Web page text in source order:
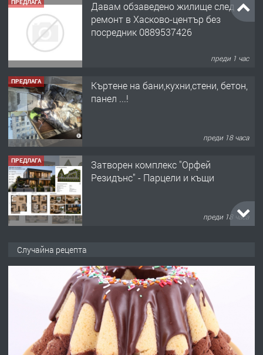
преди 1 час
ПРЕДЛАГА
ПРЕДЛАГА
Резидънс" - Парцели и къщи
преди 18 часа
ПРЕДЛАГА
Продавам парцел в кв. Младежки
хълм в Хасково без посредници 0889
Давам обзаведено жилище за жена
без брокери 0889 537 426
преди 18 часа
Случайна рецепта